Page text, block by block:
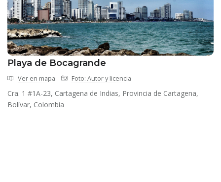
Playa de Bocagrande
Ver en mapa Foto: Autor y licencia
Cra. 1 #1A-23, Cartagena de Indias, Provincia de Cartagena,
Bolívar, Colombia